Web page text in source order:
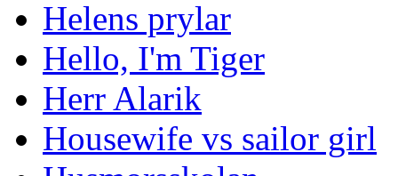
Helens prylar
Hello, I'm Tiger
Herr Alarik
Housewife vs sailor girl